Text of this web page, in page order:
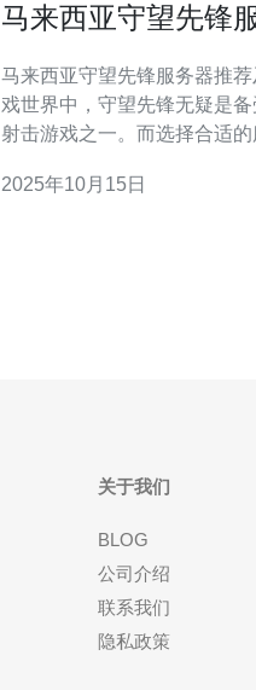
马来西亚守望先锋
马来西亚守望先锋服务器推
戏世界中，守望先锋无疑是
射击游戏之一。而选择合适
器的推荐及选择指南，让您在
2025年10月15日
关于我们
BLOG
公司介绍
联系我们
隐私政策